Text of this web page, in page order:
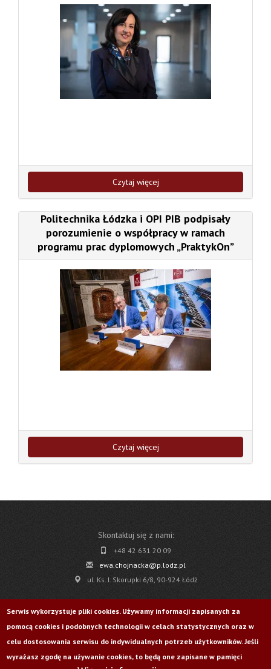
Czytaj więcej
Politechnika Łódzka i OPI PIB podpisały
porozumienie o współpracy w ramach
programu prac dyplomowych „PraktykOn”
Czytaj więcej
Skontaktuj się z nami:
+48 42 631 20 09
ewa.chojnacka@p.lodz.pl
ul. Ks. I. Skorupki 6/8, 90-924 Łódź
Pobierz
Życie Uczelni nr 176
Serwis wykorzystuje pliki cookies. Używamy informacji zapisanych za
pomocą cookies i podobnych technologii w celach statystycznych oraz w
celu dostosowania serwisu do indywidualnych potrzeb użytkowników. Jeśli
wyrażasz zgodę na używanie cookies, to będą one zapisane w pamięci